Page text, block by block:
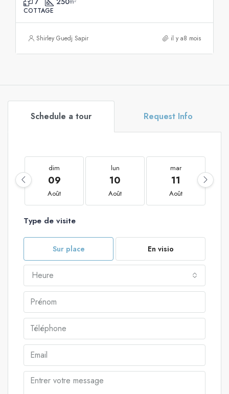
COTTAGE
Shirley Guedj Sapir il y a8 mois
Schedule a tour Request Info
dim
09
Août
lun
10
Août
mar
11
Août
Type de visite
Sur place En visio
Heure